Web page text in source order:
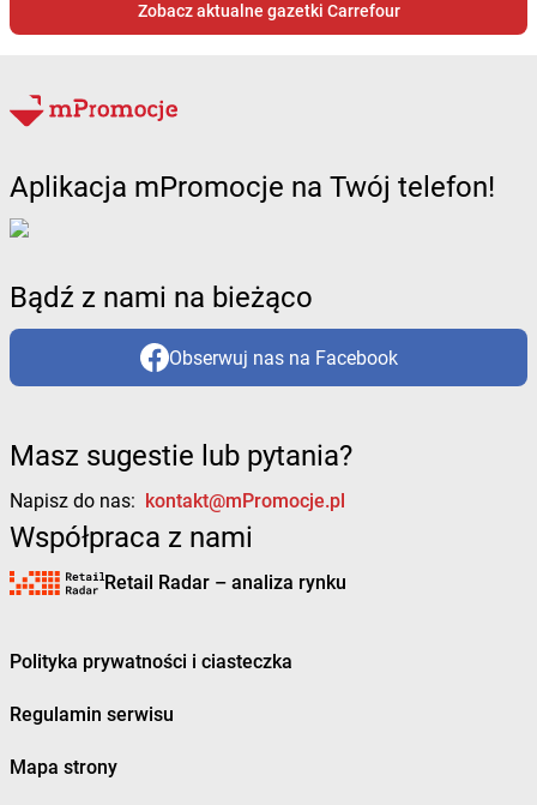
Zobacz aktualne gazetki Carrefour
Aplikacja mPromocje na Twój telefon!
Bądź z nami na bieżąco
Obserwuj nas na Facebook
Masz sugestie lub pytania?
Napisz do nas: kontakt@mPromocje.pl
Współpraca z nami
Retail Radar – analiza rynku
Polityka prywatności i ciasteczka
Regulamin serwisu
Mapa strony